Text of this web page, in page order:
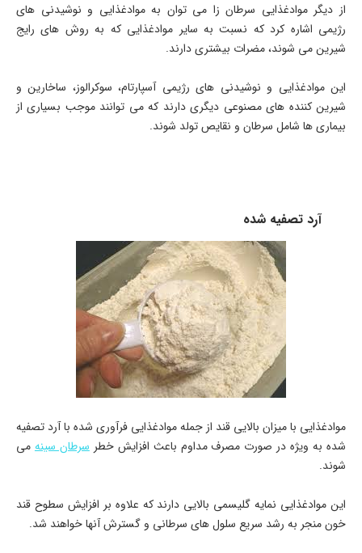
از دیگر موادغذایی سرطان زا می توان به موادغذایی و نوشیدنی های
رژیمی اشاره کرد که نسبت به سایر موادغذایی که به روش های رایج
شیرین می شوند، مضرات بیشتری دارند.
این موادغذایی و نوشیدنی های رژیمی آسپارتام، سوکرالوز، ساخارین و
شیرین کننده های مصنوعی دیگری دارند که می توانند موجب بسیاری از
بیماری ها شامل سرطان و نقایص تولد شوند.
آرد تصفیه شده
موادغذایی با میزان بالایی قند از جمله موادغذایی فرآوری شده با آرد تصفیه
شده به ویژه در صورت مصرف مداوم باعث افزایش خطرسرطان سینه می
شوند.
این موادغذایی نمایه گلیسمی بالایی دارند که علاوه بر افزایش سطوح قند
خون منجر به رشد سریع سلول های سرطانی و گسترش آنها خواهند شد.